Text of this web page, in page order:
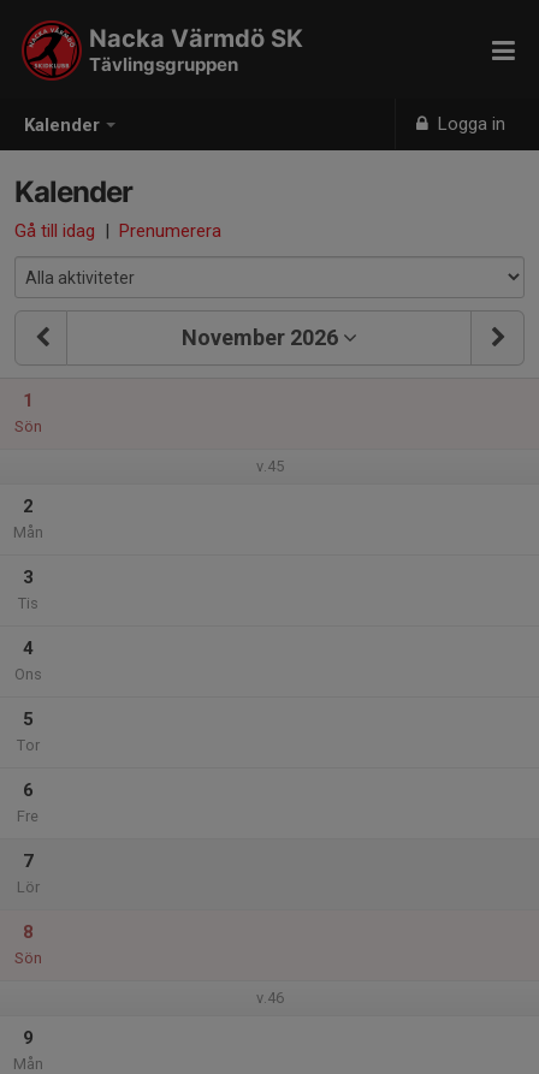
Kalender Logga in
Nacka Värmdö SK
Tävlingsgruppen
Kalender
Gå till idag | Prenumerera
November 2026
1
Sön
v.45
2
Mån
3
Tis
4
Ons
5
Tor
6
Fre
7
Lör
8
Sön
v.46
9
Mån